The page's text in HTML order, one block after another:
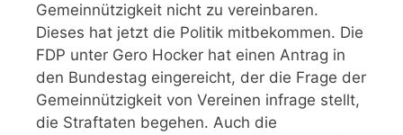
Gemeinnützigkeit nicht zu vereinbaren.
Dieses hat jetzt die Politik mitbekommen. Die
FDP unter Gero Hocker hat einen Antrag in
den Bundestag eingereicht, der die Frage der
Gemeinnützigkeit von Vereinen infrage stellt,
die Straftaten begehen. Auch die